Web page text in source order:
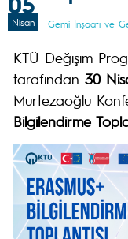
Nisan Gemi İnşaatı ve
KTÜ Değişim
tarafından 30
Murtezaoğlu
Bilgilendirme